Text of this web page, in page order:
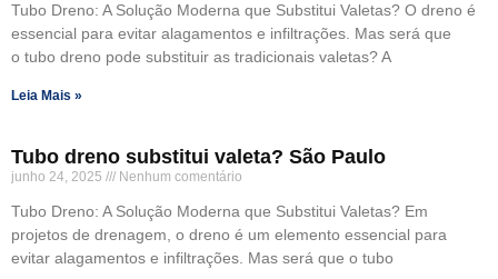
Tubo Dreno: A Solução Moderna que Substitui Valetas? O dreno é
essencial para evitar alagamentos e infiltrações. Mas será que
o tubo dreno pode substituir as tradicionais valetas? A
Leia Mais »
Tubo dreno substitui valeta? São Paulo
junho 24, 2025 Nenhum comentário
Tubo Dreno: A Solução Moderna que Substitui Valetas? Em
projetos de drenagem, o dreno é um elemento essencial para
evitar alagamentos e infiltrações. Mas será que o tubo